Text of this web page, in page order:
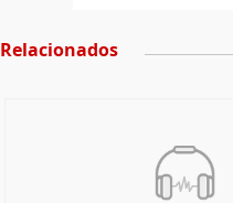
Relacionados